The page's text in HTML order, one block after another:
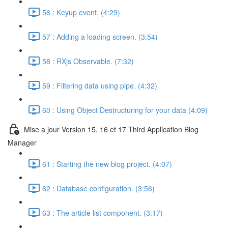
56 : Keyup event. (4:29)
57 : Adding a loading screen. (3:54)
58 : RXjs Observable. (7:32)
59 : Filtering data using pipe. (4:32)
60 : Using Object Destructuring for your data (4:09)
Mise a jour Version 15, 16 et 17 Third Application Blog
Manager
61 : Starting the new blog project. (4:07)
62 : Database configuration. (3:56)
63 : The article list component. (3:17)